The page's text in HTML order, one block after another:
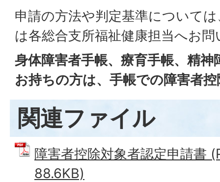
申請の方法や判定基準について
は各総合支所福祉健康担当へお
身体障害者手帳、療育手帳、精神
お持ちの方は、手帳での障害者
関連ファイル
障害者控除対象者認定申請書
88.6KB)